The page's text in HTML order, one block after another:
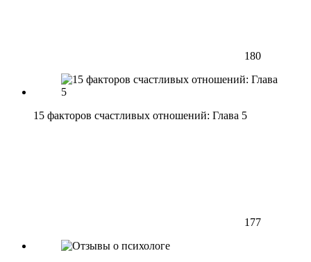
180
15 факторов счастливых отношений: Глава 5
177